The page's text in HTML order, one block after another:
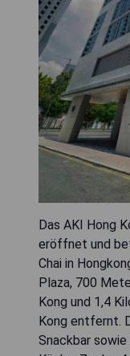
Das AKI Hong
eröffnet und
Chai in
Plaza, 700
Kong und 1,4
Kong entfernt.
Snackbar